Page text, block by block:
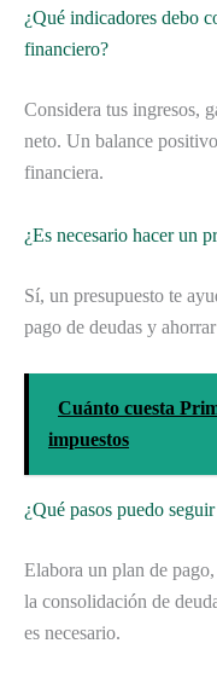
¿Qué indicadores debo
financiero?
Considera tus ingresos,
neto. Un balance
financiera.
¿Es necesario hacer un
Sí, un presupuesto te
pago de deudas y
Cuánto cuesta
impuestos
¿Qué pasos puedo
Elabora un plan de
la consolidación de
es necesario.